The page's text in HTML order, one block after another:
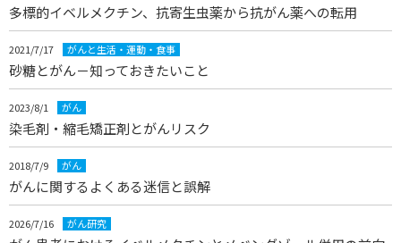
多標的イベルメクチン、抗寄生虫薬から抗がん薬への転用
2021/7/17 がんと生活・運動・食事
砂糖とがん－知っておきたいこと
2023/8/1 がん
染毛剤・縮毛矯正剤とがんリスク
2018/7/9 がん
がんに関するよくある迷信と誤解
2026/7/16 がん研究